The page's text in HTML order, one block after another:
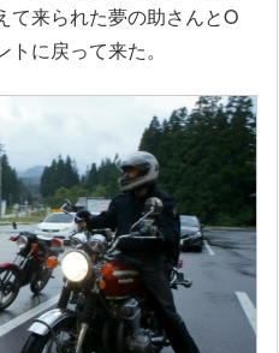
て来られた夢の助さんとO
に戻って来た。